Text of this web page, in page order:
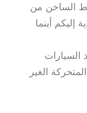
الساخن من
أينما
الغير